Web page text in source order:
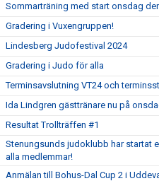
Sommarträning med start onsdag
Gradering i Vuxengruppen!
Lindesberg Judofestival 2024
Gradering i Judo för alla
Terminsavslutning VT24 och
Ida Lindgren gästtränare nu på
Resultat Trollträffen #1
Stenungsunds judoklubb har startat
alla medlemmar!
Anmälan till Bohus-Dal Cup 2 i